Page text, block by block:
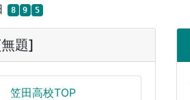
8 9 5
題]
笠田高校TOP